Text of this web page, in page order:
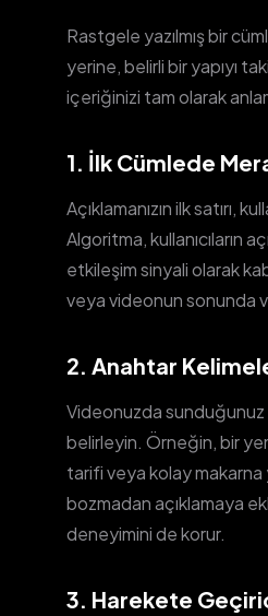
Rastgele yazılmış bir
yerine, belirli bir yapıyı
içeriğinizi tam olarak
1. İlk Cümlede
Açıklamanızın ilk satırı,
Algoritma, kullanıcıların
etkileşim sinyali olarak
veya videonun sonunda
2. Anahtar
Videonuzda
belirleyin. Örneğin, bir
tarifi veya kolay makarna
bozmadan açıklamaya
deneyimini de korur.
3. Harekete